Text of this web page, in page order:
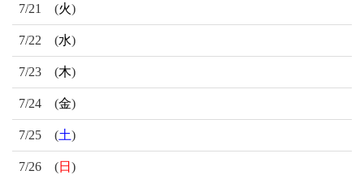
7/21 (火)
7/22 (水)
7/23 (木)
7/24 (金)
7/25 (土)
7/26 (日 )